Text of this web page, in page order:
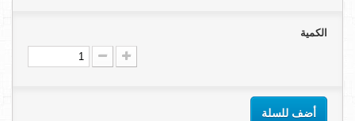
الكمية
أضف للسلة